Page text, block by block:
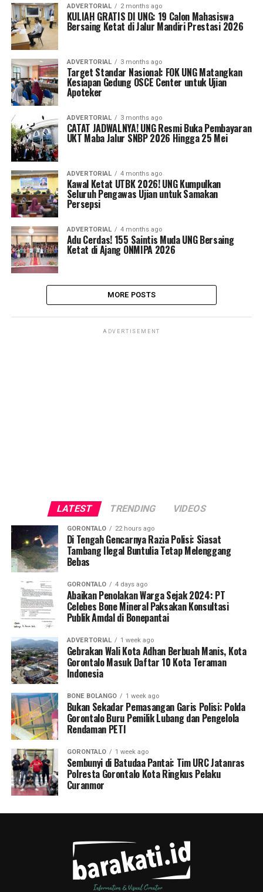
ADVERTORIAL 2 months ago
KULIAH GRATIS DI UNG: 19 Calon Mahasiswa
Bersaing Ketat di Jalur Mandiri Prestasi 2026
ADVERTORIAL 3 months ago
Target Standar Nasional: FOK UNG Matangkan
Kesiapan Gedung OSCE Center untuk Ujian
Apoteker
ADVERTORIAL 3 months ago
CATAT JADWALNYA! UNG Resmi Buka Pembayaran
UKT Maba Jalur SNBP 2026 Hingga 25 Mei
ADVERTORIAL 4 months ago
Kawal Ketat UTBK 2026! UNG Kumpulkan
Seluruh Pengawas Ujian untuk Samakan
Persepsi
ADVERTORIAL 4 months ago
Adu Cerdas! 155 Saintis Muda UNG Bersaing
Ketat di Ajang ONMIPA 2026
MORE POSTS
ADVERTISEMENT
LATEST TRENDING VIDEOS
GORONTALO 22 hours ago
Di Tengah Gencarnya Razia Polisi: Siasat
Tambang Ilegal Buntulia Tetap Melenggang
Bebas
GORONTALO 4 days ago
Abaikan Penolakan Warga Sejak 2024: PT
Celebes Bone Mineral Paksakan Konsultasi
Publik Amdal di Bonepantai
ADVERTORIAL 1 week ago
Gebrakan Wali Kota Adhan Berbuah Manis, Kota
Gorontalo Masuk Daftar 10 Kota Teraman
Indonesia
BONE BOLANGO 1 week ago
Bukan Sekadar Pemasangan Garis Polisi: Polda
Gorontalo Buru Pemilik Lubang dan Pengelola
Rendaman PETI
GORONTALO 1 week ago
Sembunyi di Batudaa Pantai: Tim URC Jatanras
Polresta Gorontalo Kota Ringkus Pelaku
Curanmor